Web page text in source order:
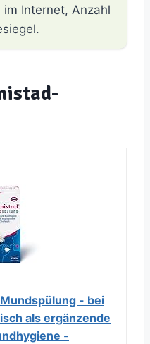
Internet, Anzahl
- bei
als ergänzende
-